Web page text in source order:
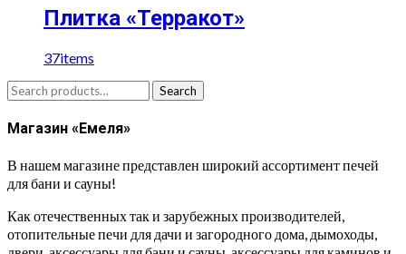
Плитка «Терракот»
37items
Search
for:
Search
Магазин «Емеля»
В нашем магазине представлен широкий ассортимент печей
для бани и сауны!
Как отечественных так и зарубежных производителей,
отопительные печи для дачи и загородного дома, дымоходы,